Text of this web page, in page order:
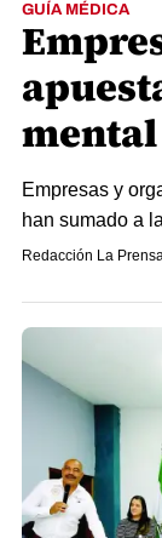
GUÍA MÉDICA
Empresas y
han sumado a
Redacción La